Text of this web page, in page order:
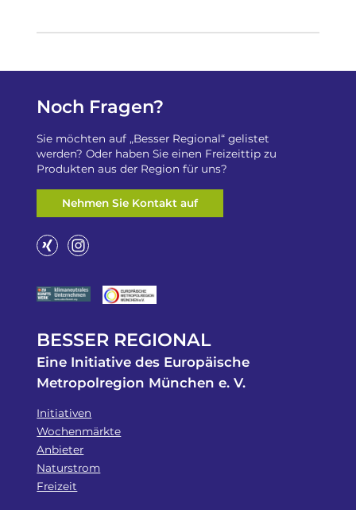
BESSER REGIONAL
Eine Initiative des Europäische
Metropolregion München e. V.
Initiativen
Wochenmärkte
Anbieter
Naturstrom
Freizeit
Noch Fragen?
Sie möchten auf „Besser Regional“ gelistet
werden? Oder haben Sie einen Freizeittip zu
Produkten aus der Region für uns?
Nehmen Sie Kontakt auf